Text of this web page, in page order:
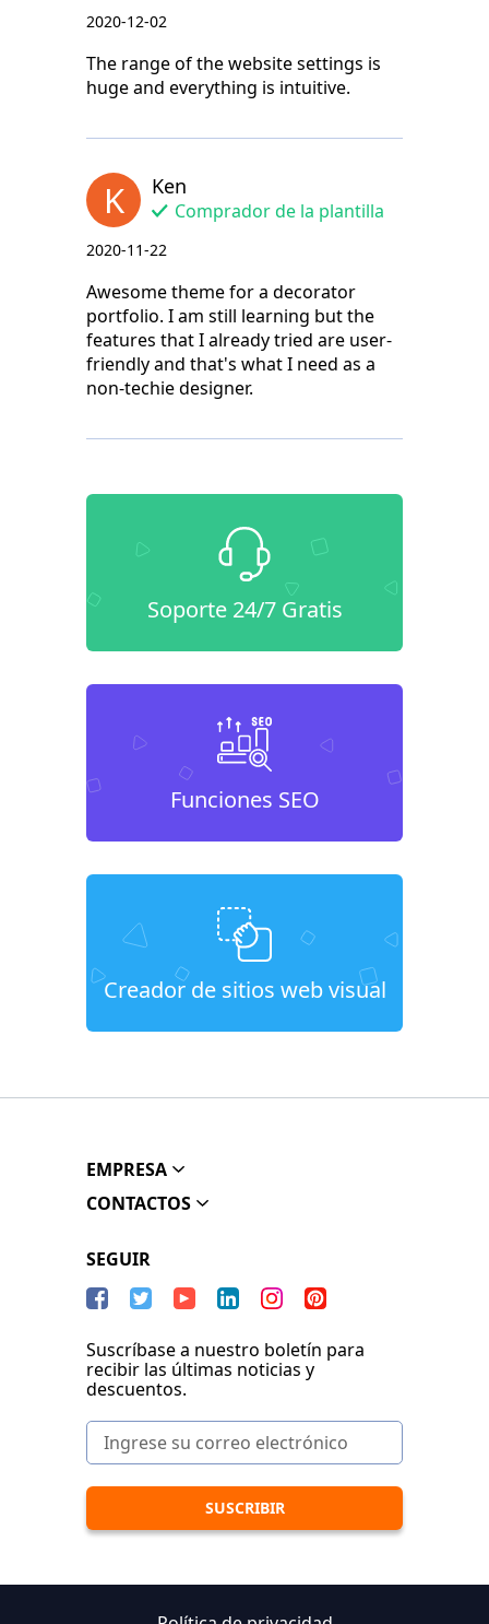
2020-12-02
The range of the website settings is
huge and everything is intuitive.
K Ken
Comprador de la plantilla
2020-11-22
Awesome theme for a decorator
portfolio. I am still learning but the
features that I already tried are user-
friendly and that's what I need as a
non-techie designer.
Soporte 24/7 Gratis
Funciones SEO
Creador de sitios web visual
EMPRESA
CONTACTOS
SEGUIR
Suscríbase a nuestro boletín para
recibir las últimas noticias y
descuentos.